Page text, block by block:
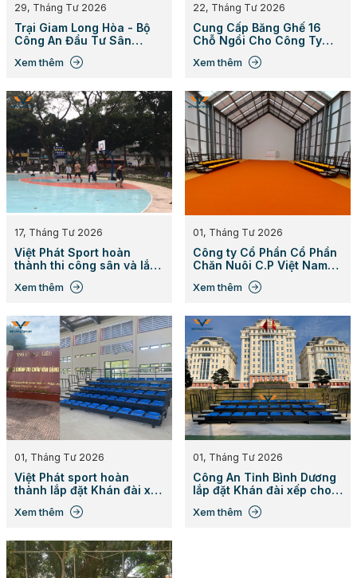
29, Tháng Tư 2026
Trại Giam Long Hòa - Bộ
Công An Đầu Tư Sân
Xem thêm
22, Tháng Tư 2026
Cung Cấp Băng Ghế 16
Chỗ Ngồi Cho Công Ty
Ming Dian Furniture, Bình
Dương
Xem thêm
17, Tháng Tư 2026
Việt Phát Sport hoàn
thành thi công sân và lắp
đặt các dụng cụ thể thao
bãi biển cho công viên Lê
Xem thêm
01, Tháng Tư 2026
Công ty Cổ Phần Cổ Phần
Chăn Nuôi C.P Việt Nam
trang bị 2 khối khán đài
xếp
Xem thêm
01, Tháng Tư 2026
Việt Phát sport hoàn
thành lắp đặt Khán đài xếp
cho Trường Chính Trị
Châu Văn Đặng, Bạc Liêu
Xem thêm
01, Tháng Tư 2026
Công An Tỉnh Bình Dương
lắp đặt Khán đài xếp cho
sân chơi thể thao ngoài
trời
Xem thêm